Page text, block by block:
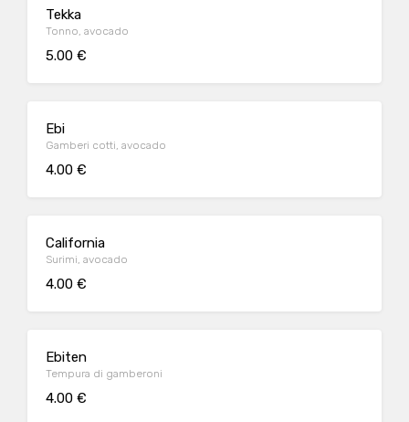
Tekka
Tonno, avocado
5.00 €
Ebi
Gamberi cotti, avocado
4.00 €
California
Surimi, avocado
4.00 €
Ebiten
Tempura di gamberoni
4.00 €